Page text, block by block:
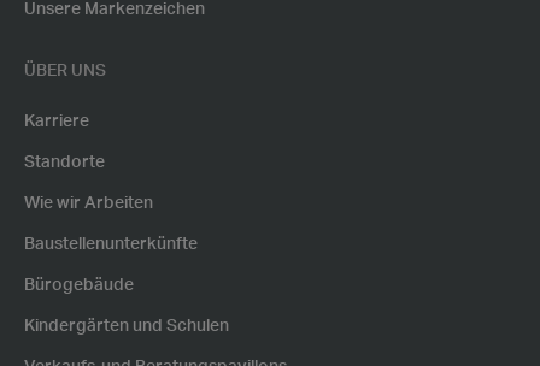
Unsere Markenzeichen
ÜBER UNS
Karriere
Standorte
Wie wir Arbeiten
Baustellenunterkünfte
Bürogebäude
Kindergärten und Schulen